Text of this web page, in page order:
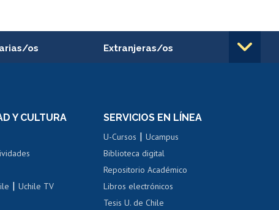
os
interna
renta
renta
Extranjeras/os
Cursos de español
Y CULTURA
|Uchile TV
SERVICIOS EN LÍNEA
U-Cursos |Ucampus
Biblioteca digital
Repositorio Académico
Libros electrónicos
Tesis U. de Chile